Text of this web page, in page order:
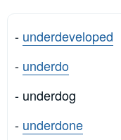
- underdeveloped
- underdo
- underdog
- underdone